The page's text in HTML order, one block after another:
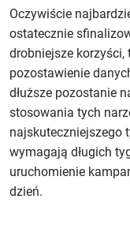
Oczywiście
ostatecznie
drobniejsze korzyści,
pozostawienie
dłuższe pozostanie
stosowania tych
najskuteczniejszego
wymagają długich
uruchomienie
dzień.